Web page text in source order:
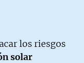
los riesgos
solar